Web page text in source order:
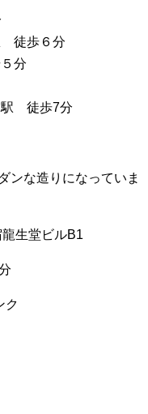
徒歩６分
分
駅 徒歩7分
ンな造りになっていま
生堂ビルB1
ク